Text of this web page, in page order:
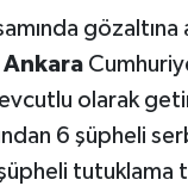
gözaltına
Ankara
olarak
6 şüpheli
şüpheli tutuklama